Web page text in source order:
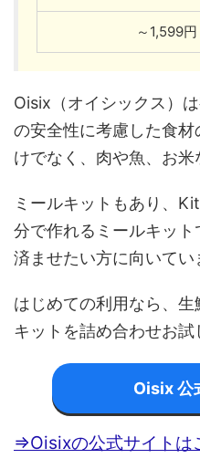
～1,599円
Oisix（オイシックス）
の安全性に考慮した食
けでなく、肉や魚、お米
ミールキットもあり、
分で作れるミールキッ
済ませたい方に向いてい
はじめての利用なら、
キットを詰め合わせお試
Oisix 公
⇒Oisixの公式サイトは